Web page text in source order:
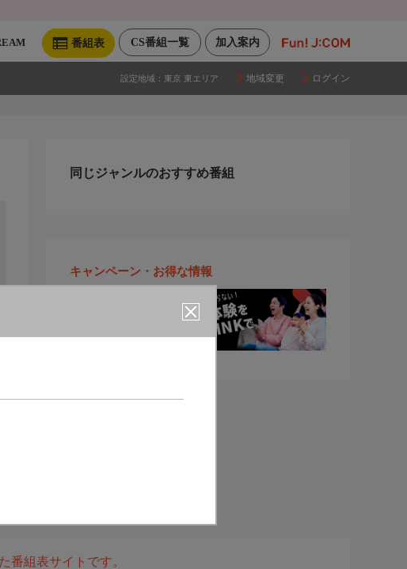
加入案内
CS番組一覧
番組表
設定地域： 東京 東エリア 地域変更 ログイン
同じジャンルのおすすめ番組
キャンペーン・お得な情報
番組表サイトです。